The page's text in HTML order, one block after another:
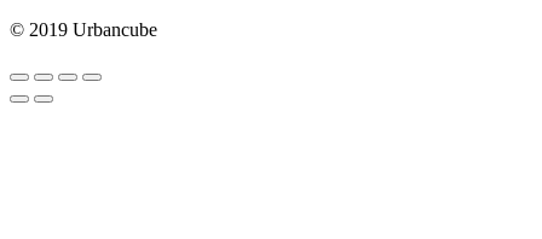
© 2019 Urbancube